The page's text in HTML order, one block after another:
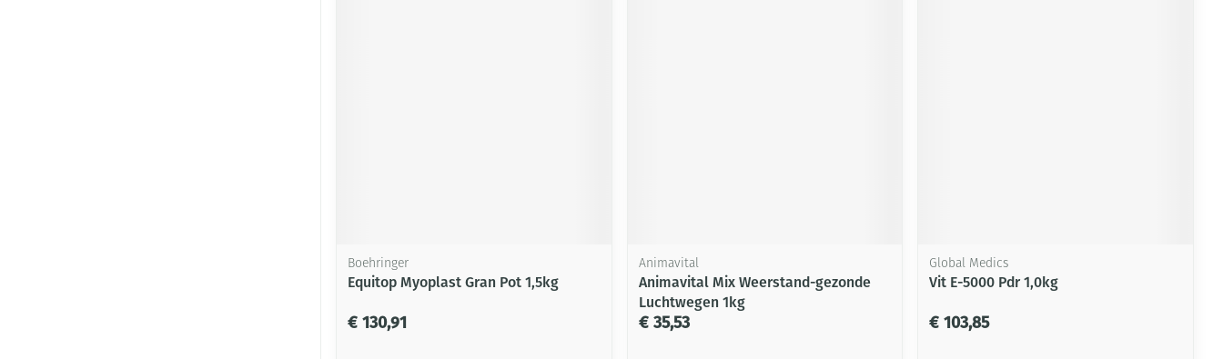
Boehringer
Equitop Myoplast Gran Pot 1,5kg
€ 130,91
Animavital
Animavital Mix Weerstand-gezonde
Luchtwegen 1kg
€ 35,53
Global Medics
Vit E-5000 Pdr 1,0kg
€ 103,85